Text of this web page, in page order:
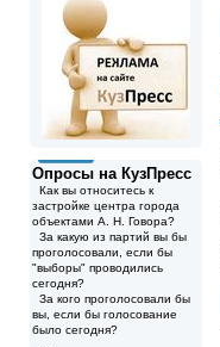
Опросы на КузПресс
Как вы относитесь к
застройке центра города
объектами А. Н. Говора?
За какую из партий вы бы
проголосовали, если бы
"выборы" проводились
сегодня?
За кого проголосовали бы
вы, если бы голосование
было сегодня?